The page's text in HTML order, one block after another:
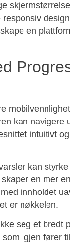
en
kan navigere
intuitivt
kan
en mer
innholdet
er nøkkelen.
seg et bredt
igjen fører